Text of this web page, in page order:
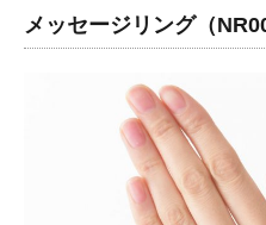
メッセージリング（